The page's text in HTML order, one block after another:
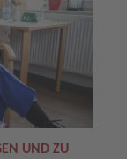
UND ZU